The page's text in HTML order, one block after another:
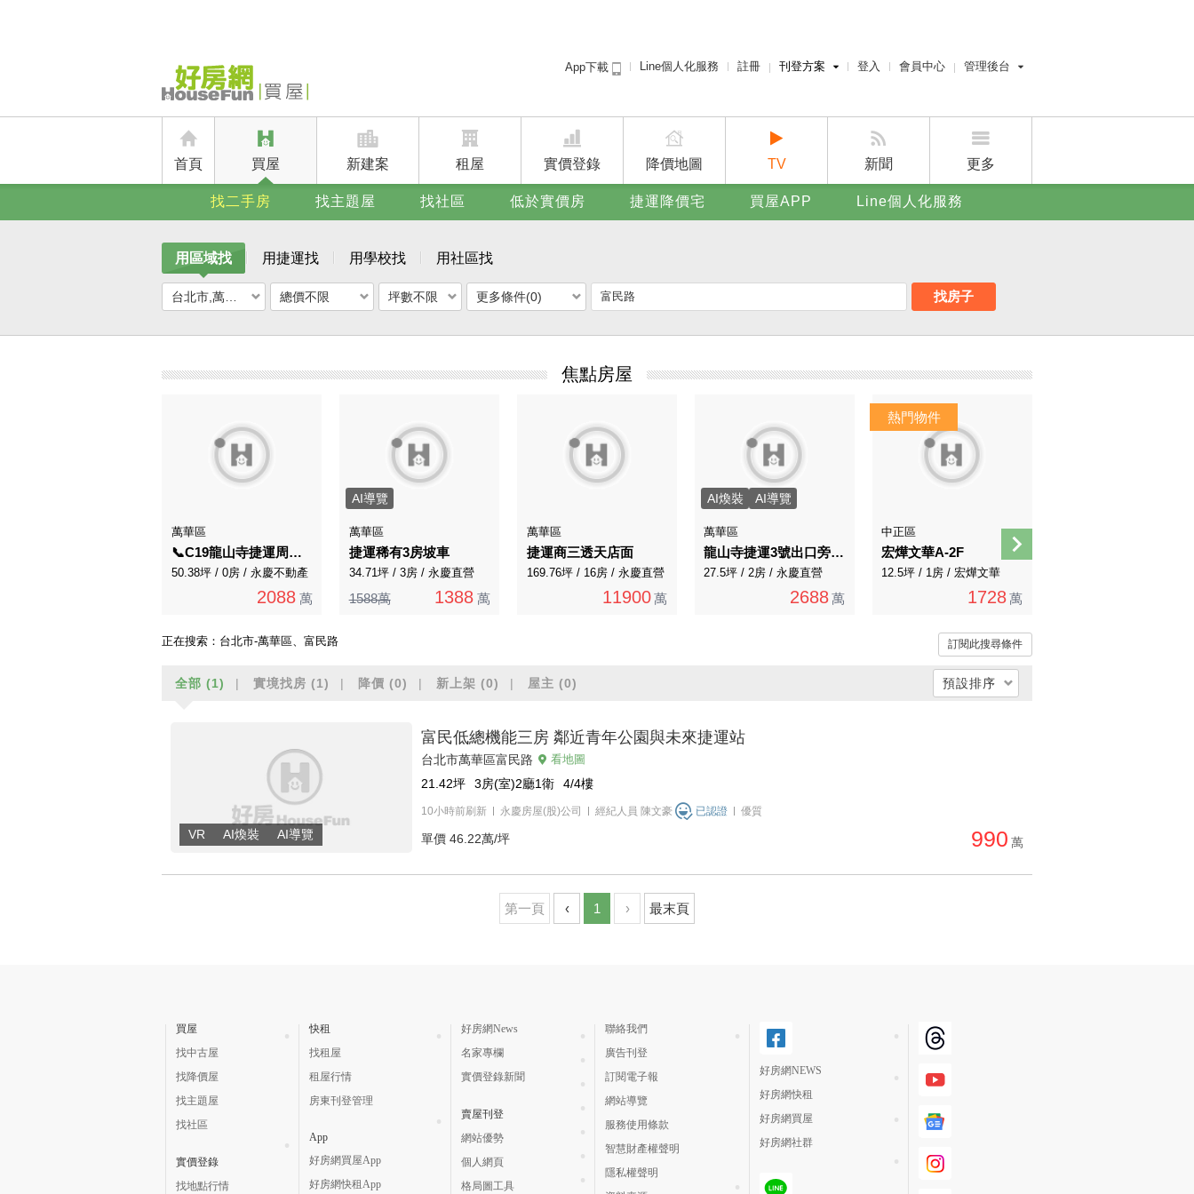
App下載 Line個人化服務 註冊 刊登方案
賣屋刊登
廣告刊登
登入 會員中心 管理後台
屋主管理後台
首頁 買屋 新建案 租屋 實價登錄 降價地圖 TV 新聞 更多
賣屋刊登
找二手房 找主題屋 找社區 低於實價房 捷運降價宅 買屋APP Line個人化服務
用區域找 用捷運找 用學校找 用社區找
總價不限 坪數不限 更多條件(0) 找房子
焦點房屋
萬華區
📞C19龍山寺捷運周邊多采多姿美廈
50.38坪 / 0房 / 永慶不動產
2088 萬
AI導覽
萬華區
捷運稀有3房坡車
34.71坪 / 3房 / 永慶直營
1588萬 1388 萬
萬華區
捷運商三透天店面
169.76坪 / 16房 / 永慶直營
11900 萬
AI煥裝 AI導覽
萬華區
龍山寺捷運3號出口旁到站就到家一現況做辦公室格局
27.5坪 / 2房 / 永慶直營
2688 萬
中正區
宏燁文華A-2F
12.5坪 / 1房 / 宏燁文華
1728 萬
正在搜索： 台北市-萬華區、富民路 訂閱此搜尋條件
全部 (1) 實境找房 (1) 降價 (0) 新上架 (0) 屋主 (0) 預設排序
降價幅度高 → 低
富民低總機能三房 鄰近青年公園與未來捷運站
台北市萬華區富民路 看地圖
21.42坪 3房(室)2廳1衛 4/4樓
10小時前刷新 永慶房屋(股)公司 經紀人員 陳文豪 已認證 優質
單價 46.22萬/坪 990 萬
第一頁 ‹ 1 › 最末頁
買屋
找中古屋
找降價屋
找主題屋
找社區
實價登錄
找地點行情
快租
找租屋
租屋行情
房東刊登管理
App
好房網買屋App
好房網快租App
好房網News
名家專欄
實價登錄新聞
賣屋刊登
網站優勢
個人網頁
格局圖工具
聯絡我們
廣告刊登
訂閱電子報
網站導覽
服務使用條款
智慧財產權聲明
隱私權聲明
好房網NEWS
好房網快租
好房網買屋
好房網社群